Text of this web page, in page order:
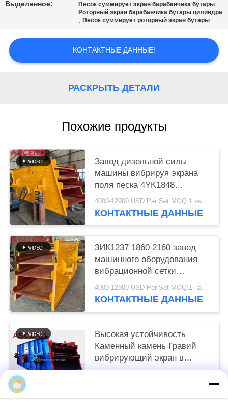
Выделенное: Песок суммирует экран барабанчика бутары,
Роторный экран барабанчика бутары цилиндра
,Песок суммирует роторный экран бутары
КОНТАКТНЫЕ ДАННЫЕ!
РАСКРЫТЬ ДЕТАЛИ
Похожие продукты
Завод дизельной силы
машины вибрируя экрана
поля песка 4YK1848
фильтруя
КОНТАКТНЫЕ ДАННЫЕ
3ИК1237 1860 2160 завод
машинного оборудования
вибрационной сетки
песчаника карьера
кремнезема моделей
4000-12900 USD Per Set MOQ:1 набор
КОНТАКТНЫЕ ДАННЫЕ
Высокая устойчивость
Каменный камень Гравий
вибрирующий экран в
горнодобывающей